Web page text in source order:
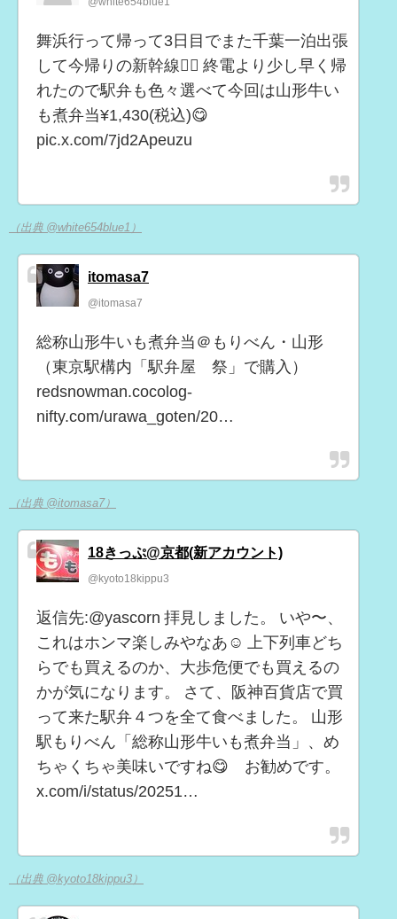
@white654blue1
舞浜行って帰って3日目でまた千葉一泊出張
して今帰りの新幹線😮‍💨 終電より少し早く帰
れたので駅弁も色々選べて今回は山形牛い
も煮弁当¥1,430(税込)😋
pic.x.com/7jd2Apeuzu
（出典 @white654blue1）
itomasa7
@itomasa7
総称山形牛いも煮弁当＠もりべん・山形
（東京駅構内「駅弁屋 祭」で購入）
redsnowman.cocolog-
nifty.com/urawa_goten/20…
（出典 @itomasa7）
18きっぷ@京都(新アカウント)
@kyoto18kippu3
返信先:@yascorn 拝見しました。 いや〜、
これはホンマ楽しみやなあ☺️ 上下列車どち
らでも買えるのか、大歩危便でも買えるの
かが気になります。 さて、阪神百貨店で買
って来た駅弁４つを全て食べました。 山形
駅もりべん「総称山形牛いも煮弁当」、め
ちゃくちゃ美味いですね😋 お勧めです。
x.com/i/status/20251…
（出典 @kyoto18kippu3）